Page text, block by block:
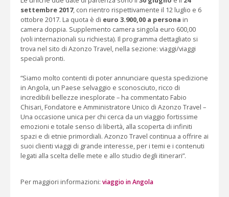
settembre 2017, con rientro rispettivamente il 12 luglio e 6
ottobre 2017. La quota è di euro 3.900,00 a persona in
camera doppia. Supplemento camera singola euro 600,00
(voli internazionali su richiesta). Il programma dettagliato si
trova nel sito di Azonzo Travel, nella sezione: viaggi/viaggi
speciali pronti.
“Siamo molto contenti di poter annunciare questa spedizione
in Angola, un Paese selvaggio e sconosciuto, ricco di
incredibili bellezze inesplorate – ha commentato Fabio
Chisari, Fondatore e Amministratore Unico di Azonzo Travel –
Una occasione unica per chi cerca da un viaggio fortissime
emozioni e totale senso di libertà, alla scoperta di infiniti
spazi e di etnie primordiali. Azonzo Travel continua a offrire ai
suoi clienti viaggi di grande interesse, per i temi e i contenuti
legati alla scelta delle mete e allo studio degli itinerari”.
Per maggiori informazioni: viaggio in Angola